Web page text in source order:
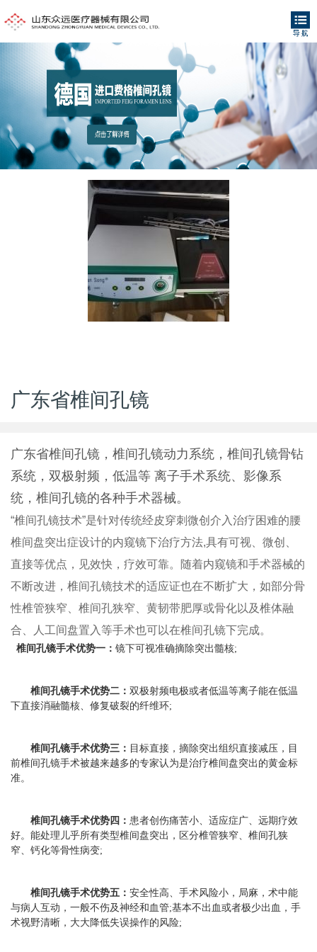
广东省椎间孔镜
广东省椎间孔镜，椎间孔镜动力系统，椎间孔镜骨钻
系统，双极射频，低温等 离子手术系统、影像系
统，椎间孔镜的各种手术器械。
“椎间孔镜技术”是针对传统经皮穿刺微创介入治疗困难的腰
椎间盘突出症设计的内窥镜下治疗方法,具有可视、微创、
直接等优点，见效快，疗效可靠。随着内窥镜和手术器械的
不断改进，椎间孔镜技术的适应证也在不断扩大，如部分骨
性椎管狭窄、椎间孔狭窄、黄韧带肥厚或骨化以及椎体融
合、人工间盘置入等手术也可以在椎间孔镜下完成。
椎间孔镜手术优势一： 镜下可视准确摘除突出髓核;
椎间孔镜手术优势二： 双极射频电极或者低温等离子能在低温
下直接消融髓核、修复破裂的纤维环;
椎间孔镜手术优势三： 目标直接，摘除突出组织直接减压，目
前椎间孔镜手术被越来越多的专家认为是治疗椎间盘突出的黄金标
准。
椎间孔镜手术优势四： 患者创伤痛苦小、适应症广、远期疗效
好。能处理儿乎所有类型椎间盘突出，区分椎管狭窄、椎间孔狭
窄、钙化等骨性病变;
椎间孔镜手术优势五： 安全性高、手术风险小，局麻，术中能
与病人互动，一般不伤及神经和血管;基本不出血或者极少出血，手
术视野清晰，大大降低失误操作的风险;